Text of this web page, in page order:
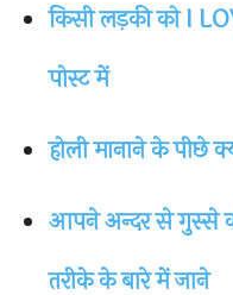
किसी लड़की को I
पोस्ट में
होली मानाने के पीछे
आपने अन्दर से गुस्से
तरीके के बारे में जाने